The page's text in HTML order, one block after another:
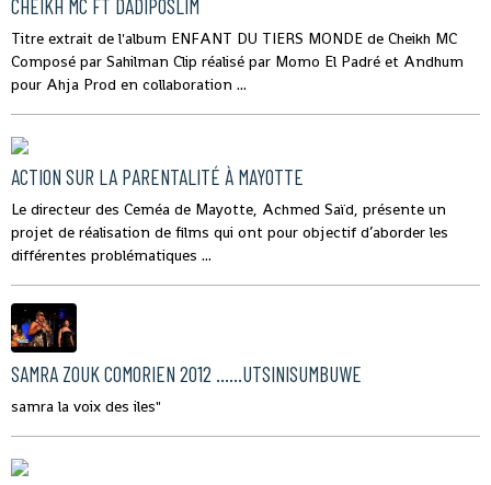
CHEIKH MC FT DADIPOSLIM
Titre extrait de l'album ENFANT DU TIERS MONDE de Cheikh MC
Composé par Sahilman Clip réalisé par Momo El Padré et Andhum
pour Ahja Prod en collaboration ...
ACTION SUR LA PARENTALITÉ À MAYOTTE
Le directeur des Ceméa de Mayotte, Achmed Saïd, présente un
projet de réalisation de films qui ont pour objectif d’aborder les
différentes problématiques ...
SAMRA ZOUK COMORIEN 2012 ......UTSINISUMBUWE
samra la voix des iles"